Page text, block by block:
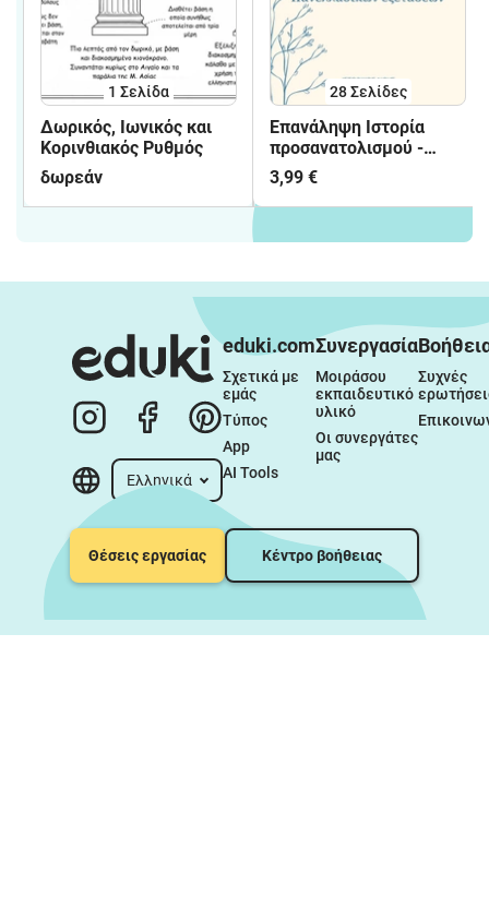
1 Σελίδα
Δωρικός, Ιωνικός και
Κορινθιακός Ρυθμός
δωρεάν
28Σελίδες
Επανάληψη Ιστορία
προσανατολισμού -
Αγροτική οικονομία
3,99 €
Ελληνικά
eduki.com
Σχετικά με
εμάς
Τύπος
App
AI Tools
Συνεργασία
Μοιράσου
εκπαιδευτικό
υλικό
Οι συνεργάτες
μας
Συχνές
Θέσεις εργασίας Κέντρο βοήθειας